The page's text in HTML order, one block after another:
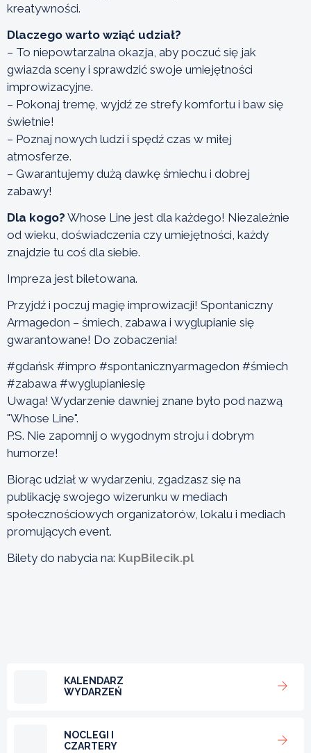
kreatywności.
Dlaczego warto wziąć udział?
– To niepowtarzalna okazja, aby poczuć się jak
gwiazda sceny i sprawdzić swoje umiejętności
improwizacyjne.
– Pokonaj tremę, wyjdź ze strefy komfortu i baw się
świetnie!
– Poznaj nowych ludzi i spędź czas w miłej
atmosferze.
– Gwarantujemy dużą dawkę śmiechu i dobrej
zabawy!
Dla kogo? Whose Line jest dla każdego! Niezależnie
od wieku, doświadczenia czy umiejętności, każdy
znajdzie tu coś dla siebie.
Impreza jest biletowana.
Przyjdź i poczuj magię improwizacji! Spontaniczny
Armagedon – śmiech, zabawa i wyglupianie się
gwarantowane! Do zobaczenia!
#gdańsk #impro #spontanicznyarmagedon #śmiech
#zabawa #wyglupianiesię
Uwaga! Wydarzenie dawniej znane było pod nazwą
"Whose Line".
P.S. Nie zapomnij o wygodnym stroju i dobrym
humorze!
Biorąc udział w wydarzeniu, zgadzasz się na
publikację swojego wizerunku w mediach
społecznościowych organizatorów, lokalu i mediach
promujących event.
Bilety do nabycia na: KupBilecik.pl
KALENDARZ
WYDARZEŃ
NOCLEGI I
CZARTERY